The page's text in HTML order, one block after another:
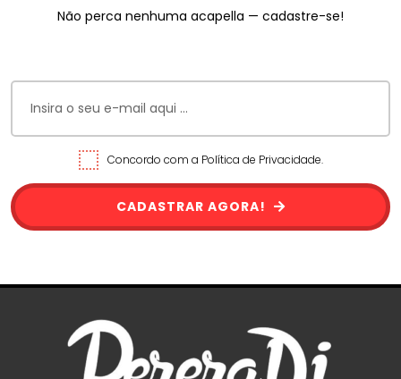
Não perca nenhuma acapella — cadastre-se!
Concordo com a Política de Privacidade.
CADASTRAR AGORA!